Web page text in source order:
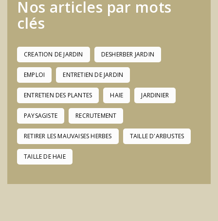
Nos articles par mots
clés
CREATION DE JARDIN DESHERBER JARDIN
EMPLOI ENTRETIEN DE JARDIN
ENTRETIEN DES PLANTES HAIE JARDINIER
PAYSAGISTE RECRUTEMENT
RETIRER LES MAUVAISES HERBES TAILLE D'ARBUSTES
TAILLE DE HAIE